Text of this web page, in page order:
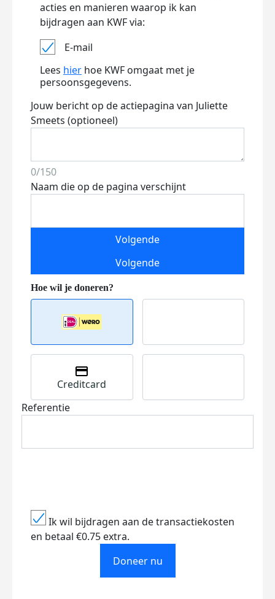
acties en manieren waarop ik kan
bijdragen aan KWF via:
E-mail
Lees hier hoe KWF omgaat met je
persoonsgegevens.
Jouw bericht op de actiepagina van Juliette
Smeets (optioneel)
0/150
Naam die op de pagina verschijnt
Volgende
Volgende
Creditcard
Referentie
Ik wil bijdragen aan de transactiekosten
en betaal €0.75 extra.
Doneer nu